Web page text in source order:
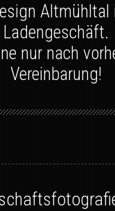
Altmühltal
Ladengeschäft.
nur nach
Vereinbarung!